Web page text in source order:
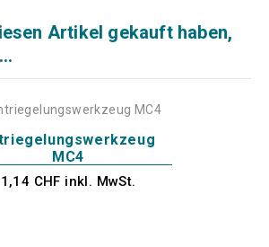
Artikel gekauft haben,
MC4
1,14 CHF inkl. MwSt.